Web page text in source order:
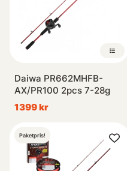
Daiwa PR662MHFB-
AX/PR100 2pcs 7-28g
1399 kr
Paketpris!